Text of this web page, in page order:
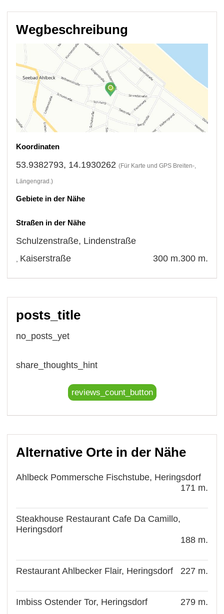
Wegbeschreibung
Koordinaten
53.9382793, 14.1930262 (Für Karte und GPS Breiten-,
Längengrad.)
Gebiete in der Nähe
Straßen in der Nähe
Schulzenstraße, Lindenstraße
300 m.
Kaiserstraße 300 m.
posts_title
no_posts_yet
share_thoughts_hint
reviews_count_button
Alternative Orte in der Nähe
Ahlbeck Pommersche Fischstube, Heringsdorf
171 m.
Steakhouse Restaurant Cafe Da Camillo,
Heringsdorf
188 m.
Restaurant Ahlbecker Flair, Heringsdorf 227 m.
Imbiss Ostender Tor, Heringsdorf 279 m.